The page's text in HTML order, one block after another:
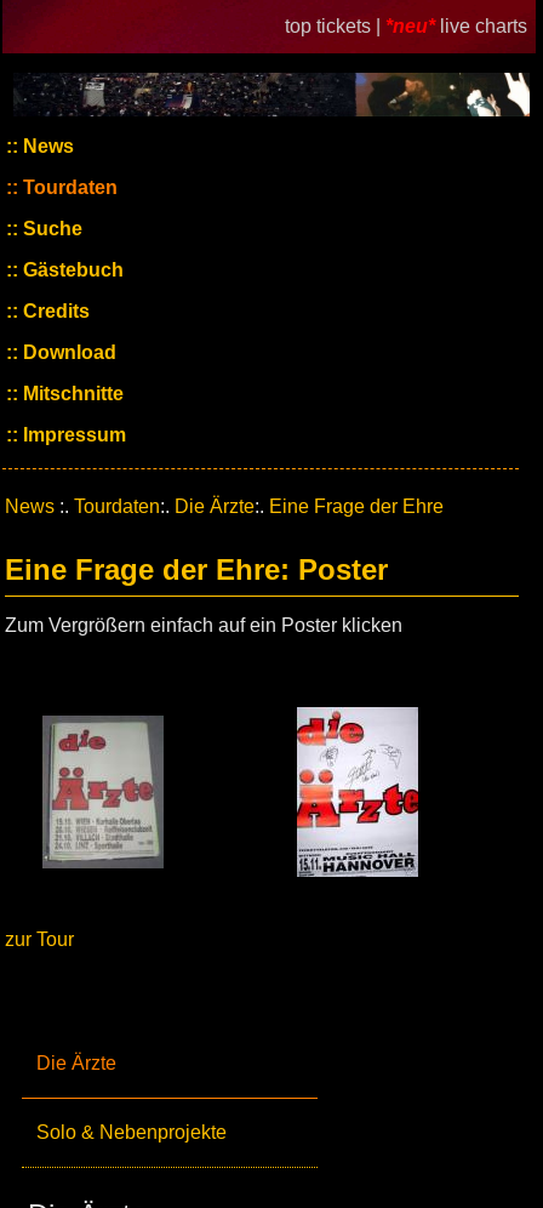
top tickets | *neu* live charts
News
Tourdaten
Suche
Gästebuch
Credits
Download
Mitschnitte
Impressum
Die Ärzte
Solo & Nebenprojekte
News :. Tourdaten:. Die Ärzte:. Eine Frage der Ehre
Eine Frage der Ehre: Poster
Zum Vergrößern einfach auf ein Poster klicken
zur Tour